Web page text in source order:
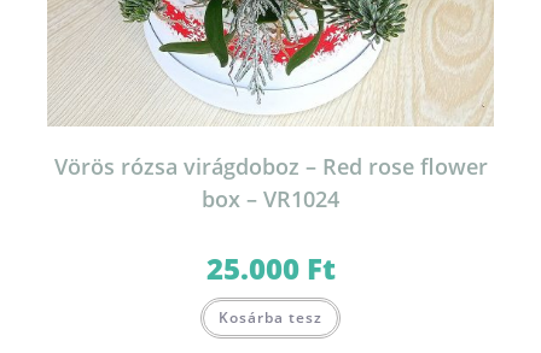
Vörös rózsa virágdoboz – Red rose flower
box – VR1024
25.000 Ft
Kosárba tesz